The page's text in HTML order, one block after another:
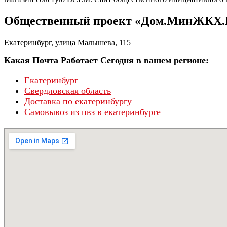
Общественный проект
Екатеринбург, улица Малышева, 115
Какая Почта Работает Сегодня в вашем регионе:
Екатеринбург
Свердловская область
Доставка по екатеринбургу
Самовывоз из пвз в екатеринбурге